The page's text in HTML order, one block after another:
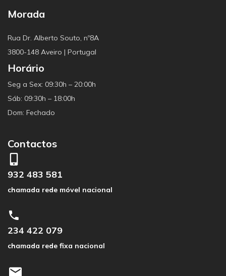
Morada
Rua Dr. Alberto Souto, nº8A
3800-148 Aveiro | Portugal
Horário
Seg a Sex: 09:30h – 20:00h
Sáb: 09:30h – 18:00h
Dom: Fechado
Contactos
932 483 581
chamada rede móvel nacional
234 422 079
chamada rede fixa nacional